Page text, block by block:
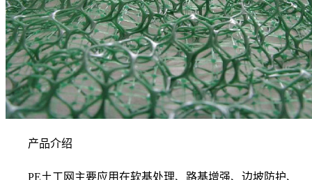
产品介绍
PE土工网主要应用在软基处理、路基增强、边坡防护、